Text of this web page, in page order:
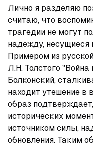
Лично я разделяю
считаю, что
трагедии не могут
надежду, несущиеся
Примером из
Л.Н. Толстого
Болконский,
находит утешение в
образ
исторических
источником силы,
обновления. Таким